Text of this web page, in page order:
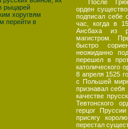
рыцарей
хоругвям
перейти в
После
орден
подписал себе
час, когда в
Ансбаха из
магистром.
быстро
неожиданно
перешел в
католического
8 апреля 1525
с Польшей
признавал
качестве
Тевтонского
герцог
присягу
перестал